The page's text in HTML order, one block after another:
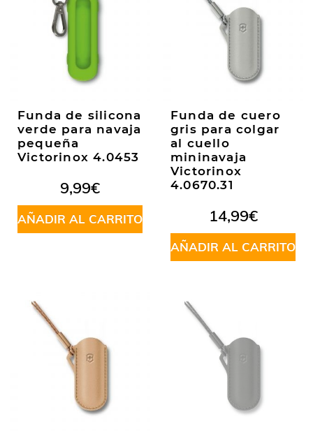
Funda de silicona
verde para navaja
pequeña
Victorinox 4.0453
9,99€
AÑADIR AL CARRITO
Funda de cuero
gris para colgar
al cuello
mininavaja
Victorinox
4.0670.31
14,99€
AÑADIR AL CARRITO